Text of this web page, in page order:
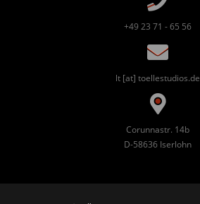
+49 23 71 - 65 56
lt [at] toellestudios.de
Corunnastr. 14b
D-58636 Iserlohn